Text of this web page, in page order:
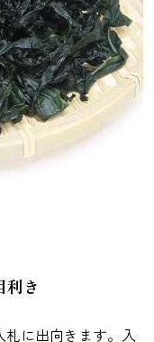
利き
に出向きます。入